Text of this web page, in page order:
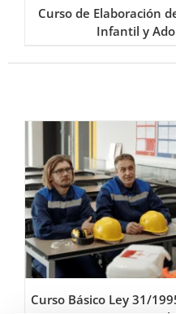
Curso de Elaboración
Infantil y
Curso Básico Ley 31/